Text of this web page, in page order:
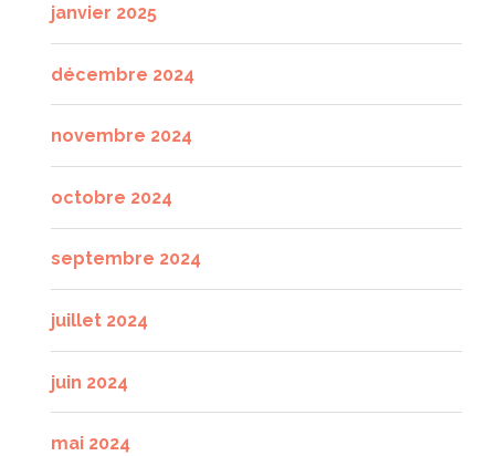
janvier 2025
décembre 2024
novembre 2024
octobre 2024
septembre 2024
juillet 2024
juin 2024
mai 2024